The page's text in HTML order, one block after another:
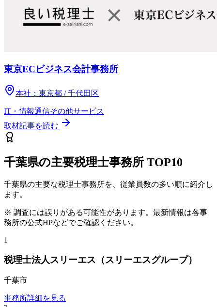
東京ECビジネス会計事務所
本社： 東京都 / 千代田区
IT・情報通信その他サービス
取材記事を読む
千葉県の主要税理士事務所 TOP10
千葉県の主要な税理士事務所を、従業員数の多い順に紹介し
ます。
※ 調査には誤りがある可能性があります。最新情報は各事
務所の公式HPなどでご確認ください。
1
税理士法人スリーエス（スリーエスグループ）
千葉市
事務所詳細を見る